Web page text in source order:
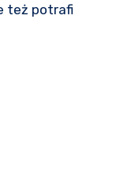
też potrafi